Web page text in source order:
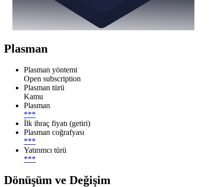
Plasman
Plasman yöntemi
Open subscription
Plasman türü
Kamu
Plasman
***
İlk ihraç fiyatı (getiri)
Plasman coğrafyası
***
Yatırımcı türü
***
Dönüşüm ve Değişim